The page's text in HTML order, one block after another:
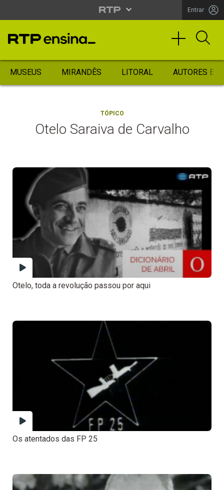
Entrar
MUSEUS MIRANDÊS LITORAL AUTORES
TÓPICO
Otelo Saraiva de Carvalho
Otelo, toda a revolução passou por aqui
Os atentados das FP 25